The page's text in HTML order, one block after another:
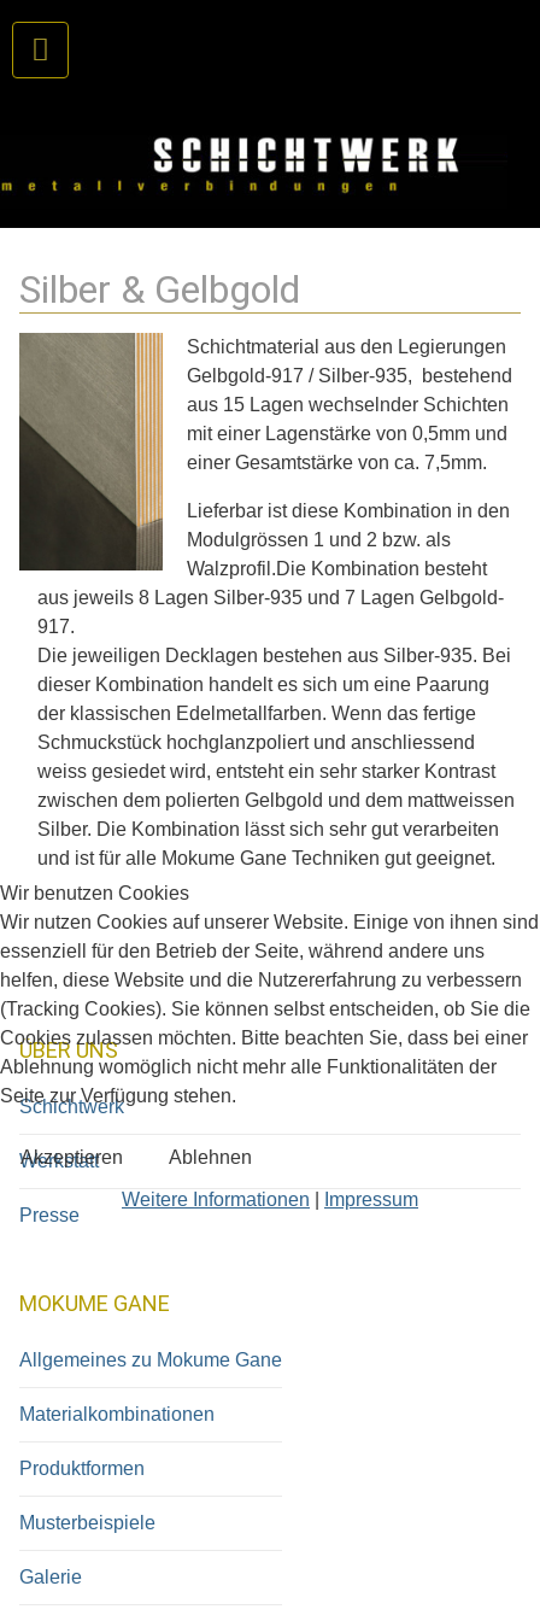
ÜBER UNS
Schichtwerk
Werkstatt
Presse
MOKUME GANE
Allgemeines zu Mokume Gane
Materialkombinationen
Produktformen
Musterbeispiele
Galerie
Silber & Gelbgold
Schichtmaterial aus den Legierungen
Gelbgold-917 / Silber-935, bestehend
aus 15 Lagen wechselnder Schichten
mit einer Lagenstärke von 0,5mm und
einer Gesamtstärke von ca. 7,5mm.
Lieferbar ist diese Kombination in den
Modulgrössen 1 und 2 bzw. als
Walzprofil.Die Kombination besteht
aus jeweils 8 Lagen Silber-935 und 7 Lagen Gelbgold-
917.
Die jeweiligen Decklagen bestehen aus Silber-935. Bei
dieser Kombination handelt es sich um eine Paarung
der klassischen Edelmetallfarben. Wenn das fertige
Schmuckstück hochglanzpoliert und anschliessend
weiss gesiedet wird, entsteht ein sehr starker Kontrast
zwischen dem polierten Gelbgold und dem mattweissen
Silber. Die Kombination lässt sich sehr gut verarbeiten
und ist für alle Mokume Gane Techniken gut geeignet.
Wir benutzen Cookies
Wir nutzen Cookies auf unserer Website. Einige von ihnen sind
essenziell für den Betrieb der Seite, während andere uns
helfen, diese Website und die Nutzererfahrung zu verbessern
(Tracking Cookies). Sie können selbst entscheiden, ob Sie die
Cookies zulassen möchten. Bitte beachten Sie, dass bei einer
Ablehnung womöglich nicht mehr alle Funktionalitäten der
Seite zur Verfügung stehen.
Akzeptieren Ablehnen
Weitere Informationen Impressum